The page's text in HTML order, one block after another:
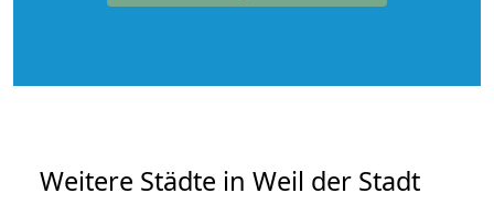
Weitere Städte in Weil der Stadt